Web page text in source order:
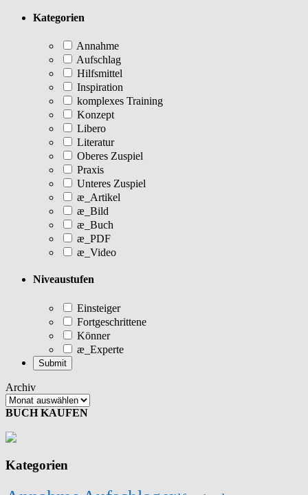
Kategorien
Annahme
Aufschlag
Hilfsmittel
Inspiration
komplexes Training
Konzept
Libero
Literatur
Oberes Zuspiel
Praxis
Unteres Zuspiel
æ_Artikel
æ_Bild
æ_Buch
æ_PDF
æ_Video
Niveaustufen
Einsteiger
Fortgeschrittene
Könner
æ_Experte
Archiv
BUCH KAUFEN
Kategorien